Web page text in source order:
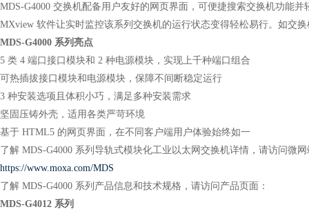
MDS-G4000 交换机配备用户友好的网页界面，可便捷搜索交换机功能
MXview 软件让实时监控该系列交换机的运行状态变得轻松易行。如交
MDS-G4000 系列亮点
5 类 4 端口接口模块和 2 种电源模块，实现上千种端口组合
可热插拔接口模块和电源模块，保障不间断稳定运行
3 种安装选项且体积小巧，满足多种安装需求
坚固压铸外壳，适用各类严苛环境
基于 HTML5 的网页界面，在不同客户端用户体验始终如一
了解 MDS-G4000 系列导轨式模块化工业以太网交换机详情，请访问微
https://www.moxa.com/MDS
了解 MDS-G4000 系列产品信息和技术规格，请访问产品页面：
MDS-G4012 系列